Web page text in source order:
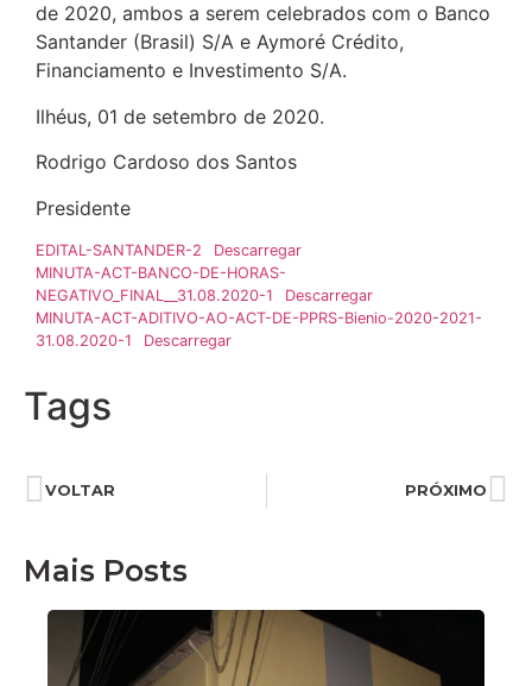
de 2020, ambos a serem celebrados com o Banco
Santander (Brasil) S/A e Aymoré Crédito,
Financiamento e Investimento S/A.
Ilhéus, 01 de setembro de 2020.
Rodrigo Cardoso dos Santos
Presidente
EDITAL-SANTANDER-2
Descarregar
MINUTA-ACT-BANCO-DE-HORAS-
NEGATIVO_FINAL__31.08.2020-1
Descarregar
MINUTA-ACT-ADITIVO-AO-ACT-DE-PPRS-Bienio-2020-2021-
31.08.2020-1
Descarregar
Tags
VOLTAR PRÓXIMO
Mais Posts